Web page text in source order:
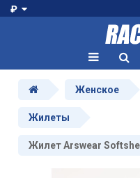
₽
Женское
Жилеты
Жилет Arswear